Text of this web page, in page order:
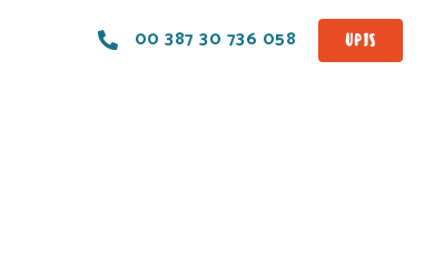
00 387 30 736 058 UPIS